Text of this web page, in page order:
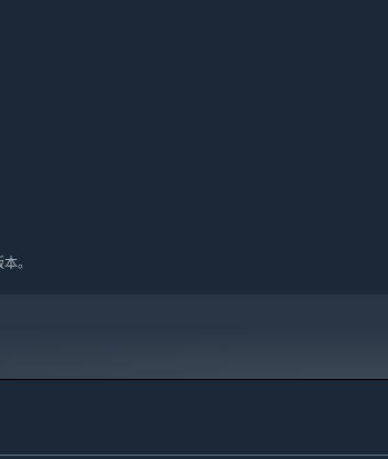
异的强力武器，随机掉落，每次战斗，都能给你船新的
。